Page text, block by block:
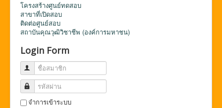
โครงสร้างศูนย์ทดสอบ
สาขาที่เปิดสอบ
ติดต่อศูนย์สอบ
สถาบันคุณวุฒิวิชาชีพ (องค์การมหาชน)
Login Form
ชื่อสมาชิก
รหัสผ่าน
จำการเข้าระบบ